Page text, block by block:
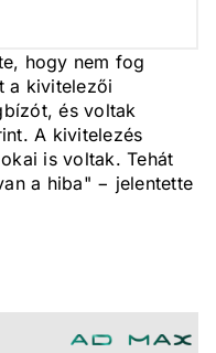
hogy nem fog
a kivitelezői
és voltak
A kivitelezés
is voltak. Tehát
a hiba" − jelentette